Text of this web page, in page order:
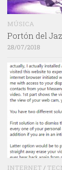
MÚSICA
Portón del
28/07/2018
INTERNET /